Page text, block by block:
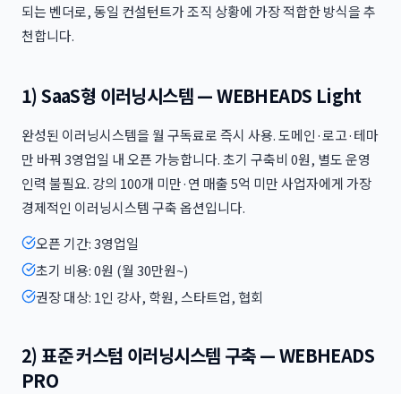
되는 벤더로, 동일 컨설턴트가 조직 상황에 가장 적합한 방식을 추
천합니다.
1) SaaS형 이러닝시스템 — WEBHEADS Light
완성된 이러닝시스템을 월 구독료로 즉시 사용. 도메인·로고·테마
만 바꿔 3영업일 내 오픈 가능합니다. 초기 구축비 0원, 별도 운영
인력 불필요. 강의 100개 미만·연 매출 5억 미만 사업자에게 가장
경제적인 이러닝시스템 구축 옵션입니다.
오픈 기간: 3영업일
초기 비용: 0원 (월 30만원~)
권장 대상: 1인 강사, 학원, 스타트업, 협회
2) 표준 커스텀 이러닝시스템 구축 — WEBHEADS
PRO